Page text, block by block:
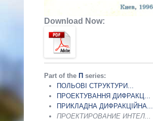
Download Now:
Part of the П series:
ПОЛЬОВІ СТРУКТУРИ...
ПРОЕКТУВАННЯ ДИФРАКЦ...
ПРИКЛАДНА ДИФРАКЦІЙНА...
ПРОЕКТИРОВАНИЕ ИНТЕЛ...